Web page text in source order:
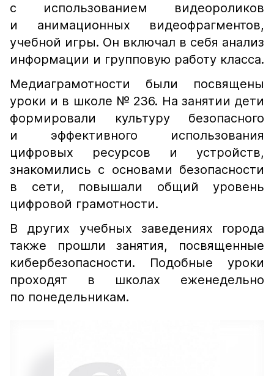
с использованием видеороликов
и анимационных видеофрагментов,
учебной игры. Он включал в себя анализ
информации и групповую работу класса.
Медиаграмотности были посвящены
уроки и в школе № 236. На занятии дети
формировали культуру безопасного
и эффективного использования
цифровых ресурсов и устройств,
знакомились с основами безопасности
в сети, повышали общий уровень
цифровой грамотности.
В других учебных заведениях города
также прошли занятия, посвященные
кибербезопасности. Подобные уроки
проходят в школах еженедельно
по понедельникам.